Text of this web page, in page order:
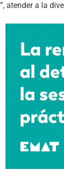
atender a la